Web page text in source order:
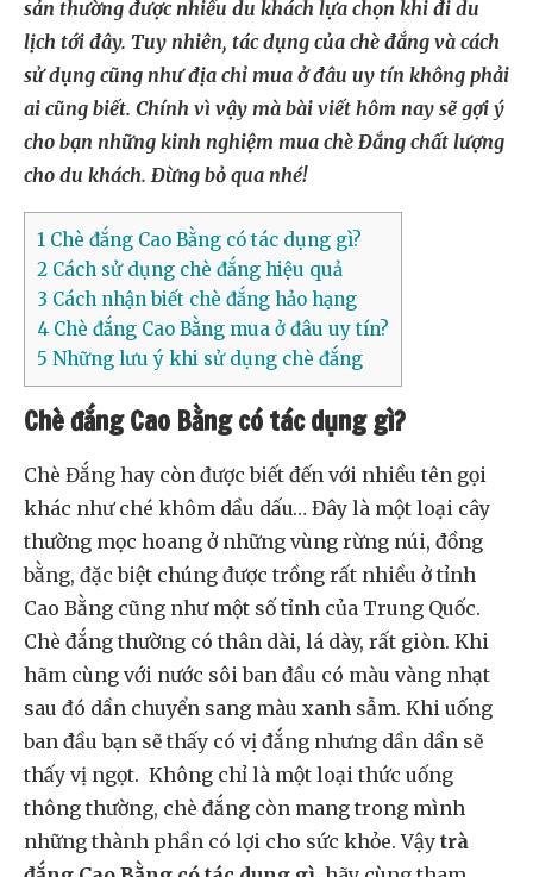
sản thường được nhiều du khách lựa chọn khi đi du
lịch tới đây. Tuy nhiên, tác dụng của chè đắng và cách
sử dụng cũng như địa chỉ mua ở đâu uy tín không phải
ai cũng biết. Chính vì vậy mà bài viết hôm nay sẽ gợi ý
cho bạn những kinh nghiệm mua chè Đắng chất lượng
cho du khách. Đừng bỏ qua nhé!
1 Chè đắng Cao Bằng có tác dụng gì?
2 Cách sử dụng chè đắng hiệu quả
3 Cách nhận biết chè đắng hảo hạng
4 Chè đắng Cao Bằng mua ở đâu uy tín?
5 Những lưu ý khi sử dụng chè đắng
Chè đắng Cao Bằng có tác dụng gì?
Chè Đắng hay còn được biết đến với nhiều tên gọi
khác như ché khôm dầu dấu… Đây là một loại cây
thường mọc hoang ở những vùng rừng núi, đồng
bằng, đặc biệt chúng được trồng rất nhiều ở tỉnh
Cao Bằng cũng như một số tỉnh của Trung Quốc.
Chè đắng thường có thân dài, lá dày, rất giòn. Khi
hãm cùng với nước sôi ban đầu có màu vàng nhạt
sau đó dần chuyển sang màu xanh sẫm. Khi uống
ban đầu bạn sẽ thấy có vị đắng nhưng dần dần sẽ
thấy vị ngọt. Không chỉ là một loại thức uống
thông thường, chè đắng còn mang trong mình
những thành phần có lợi cho sức khỏe. Vậy trà